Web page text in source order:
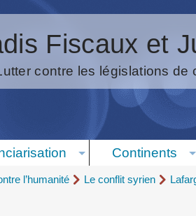
Fiscaux et
contre les législations de
Continents
l’humanité Le conflit syrien